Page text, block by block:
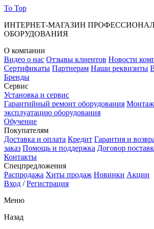
To Top
ИНТЕРНЕТ-МАГАЗИН
ОБОРУДОВАНИЯ
О компании
Видео о нас Отзывы клиентов Новости
Сертификаты Партнерам Наши реквизиты
Бренды
Сервис
Установка и сервис
Гарантийный ремонт оборудования Монтаж
эксплуатацию оборудования
Обучение
Покупателям
Доставка и оплата Кредит Гарантия и
заказ Помощь и поддержка Договор
Контакты
Спецпредложения
Распродажа Хиты продаж Новинки Акции
Вход /Регистрация
Меню
Назад